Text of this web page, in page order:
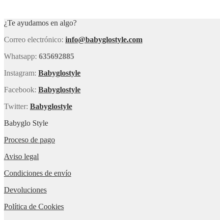
¿Te ayudamos en algo?
Correo electrónico: info@babyglostyle.com
Whatsapp: 635692885
Instagram: Babyglostyle
Facebook: Babyglostyle
Twitter: Babyglostyle
Babyglo Style
Proceso de pago
Aviso legal
Condiciones de envío
Devoluciones
Política de Cookies